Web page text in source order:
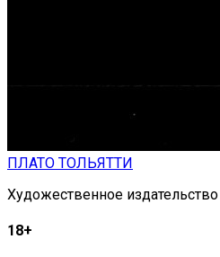
ПЛАТО ТОЛЬЯТТИ
Художественное издательство
18+